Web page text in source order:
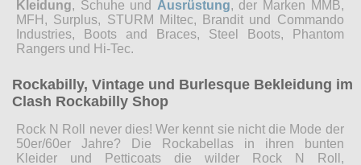
Kleidung, Schuhe und Ausrüstung, der Marken MMB,
MFH, Surplus, STURM Miltec, Brandit und Commando
Industries, Boots and Braces, Steel Boots, Phantom
Rangers und Hi-Tec.
Rockabilly, Vintage und Burlesque Bekleidung im
Clash Rockabilly Shop
Rock N Roll never dies! Wer kennt sie nicht die Mode der
50er/60er Jahre? Die Rockabellas in ihren bunten
Kleider und Petticoats die wilder Rock N Roll,